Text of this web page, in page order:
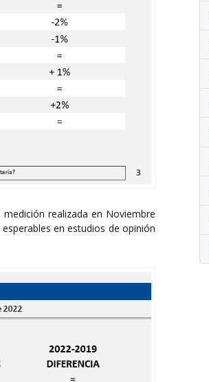
realizada en Noviembre
en estudios de opinión